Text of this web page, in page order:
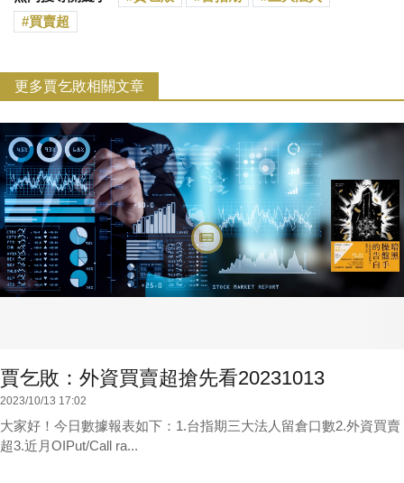
買賣超
更多賈乞敗相關文章
賈乞敗：外資買賣超搶先看20231013
2023/10/13 17:02
大家好！今日數據報表如下：1.台指期三大法人留倉口數2.外資買賣
超3.近月OIPut/Call ra...